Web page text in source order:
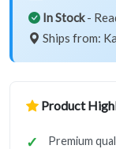
In Stock-
Ships from:
Product
Premium